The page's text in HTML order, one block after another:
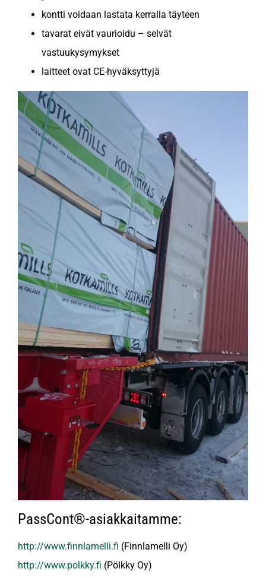
kontti voidaan lastata kerralla täyteen
tavarat eivät vaurioidu – selvät
vastuukysymykset
laitteet ovat CE-hyväksyttyjä
PassCont®-asiakkaitamme:
http://www.finnlamelli.fi (Finnlamelli Oy)
http://www.polkky.fi (Pölkky Oy)